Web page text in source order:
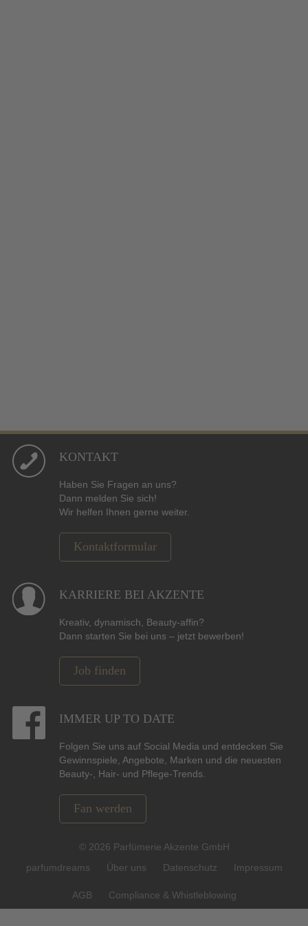
KONTAKT
Haben Sie Fragen an uns?
Dann melden Sie sich!
Wir helfen Ihnen gerne weiter.
Kontaktformular
KARRIERE BEI AKZENTE
Kreativ, dynamisch, Beauty-affin?
Dann starten Sie bei uns – jetzt bewerben!
Job finden
IMMER UP TO DATE
Folgen Sie uns auf Social Media und entdecken Sie
Gewinnspiele, Angebote, Marken und die neuesten
Beauty-, Hair- und Pflege-Trends.
Fan werden
© 2026 Parfümerie Akzente GmbH
parfumdreams
Über uns Datenschutz Impressum
AGB Compliance & Whistleblowing